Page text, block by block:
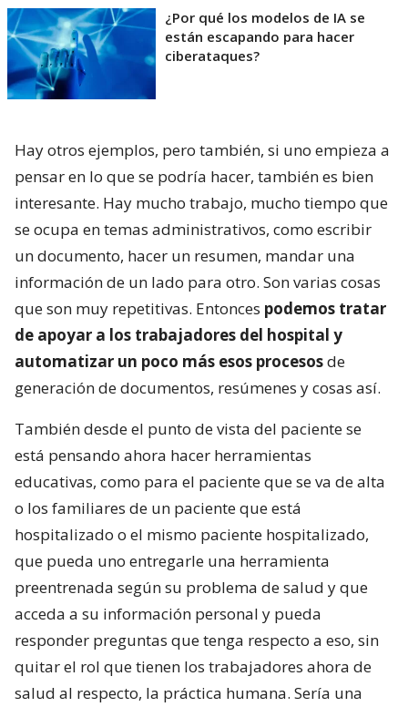
¿Por qué los modelos de IA se
están escapando para hacer
ciberataques?
Hay otros ejemplos, pero también, si uno empieza a
pensar en lo que se podría hacer, también es bien
interesante. Hay mucho trabajo, mucho tiempo que
se ocupa en temas administrativos, como escribir
un documento, hacer un resumen, mandar una
información de un lado para otro. Son varias cosas
que son muy repetitivas. Entonces podemos tratar
de apoyar a los trabajadores del hospital y
automatizar un poco más esos procesosde
generación de documentos, resúmenes y cosas así.
También desde el punto de vista del paciente se
está pensando ahora hacer herramientas
educativas, como para el paciente que se va de alta
o los familiares de un paciente que está
hospitalizado o el mismo paciente hospitalizado,
que pueda uno entregarle una herramienta
preentrenada según su problema de salud y que
acceda a su información personal y pueda
responder preguntas que tenga respecto a eso, sin
quitar el rol que tienen los trabajadores ahora de
salud al respecto, la práctica humana. Sería una